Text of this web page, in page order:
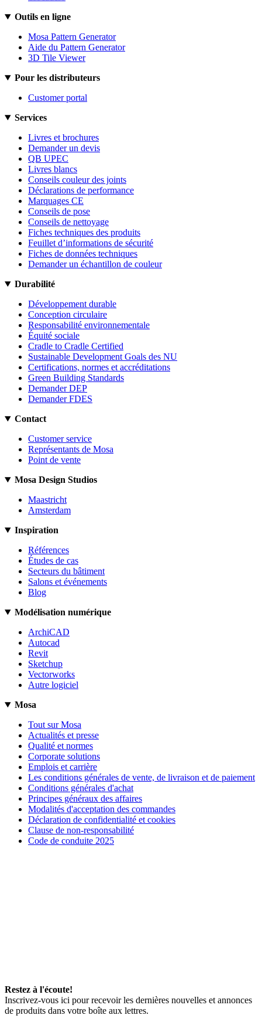
Outils en ligne
Mosa Pattern Generator
Aide du Pattern Generator
3D Tile Viewer
Pour les distributeurs
Customer portal
Services
Livres et brochures
Demander un devis
QB UPEC
Livres blancs
Conseils couleur des joints
Déclarations de performance
Marquages CE
Conseils de pose
Conseils de nettoyage
Fiches techniques des produits
Feuillet d’informations de sécurité
Fiches de données techniques
Demander un échantillon de couleur
Durabilité
Développement durable
Conception circulaire
Responsabilité environnementale
Équité sociale
Cradle to Cradle Certified
Sustainable Development Goals des NU
Certifications, normes et accréditations
Green Building Standards
Demander DEP
Demander FDES
Contact
Customer service
Représentants de Mosa
Point de vente
Mosa Design Studios
Maastricht
Amsterdam
Inspiration
Références
Études de cas
Secteurs du bâtiment
Salons et événements
Blog
Modélisation numérique
ArchiCAD
Autocad
Revit
Sketchup
Vectorworks
Autre logiciel
Mosa
Tout sur Mosa
Actualités et presse
Qualité et normes
Corporate solutions
Emplois et carrière
Les conditions générales de vente, de livraison et de paiement
Conditions générales d'achat
Principes généraux des affaires
Modalités d'acceptation des commandes
Déclaration de confidentialité et cookies
Clause de non-responsabilité
Code de conduite 2025
Restez à l'écoute!
Inscrivez-vous ici pour recevoir les dernières nouvelles et annonces
de produits dans votre boîte aux lettres.